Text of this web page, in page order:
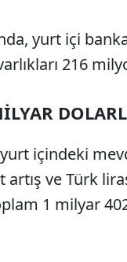
yurt içi
216
yurt içindeki
ve Türk
1 milyar